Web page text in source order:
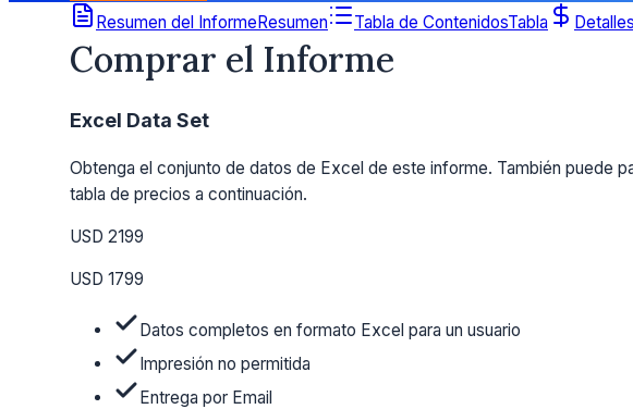
Detalles de Precios
Resumen del InformeResumen Tabla de ContenidosTabla
Comprar el Informe
Excel Data Set
Obtenga el conjunto de datos de Excel de este informe. También puede
tabla de precios a continuación.
USD 2199
USD 1799
Datos completos en formato Excel para un usuario
Impresión no permitida
Entrega por Email